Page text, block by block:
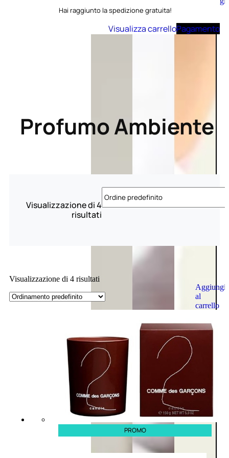
Aggiungi
al
carrello
Hai raggiunto la spedizione gratuita!
Visualizza carrelloPagamento
Profumo Ambiente
Visualizzazione di 4
risultati
Visualizzazione di 4 risultati
PROMO